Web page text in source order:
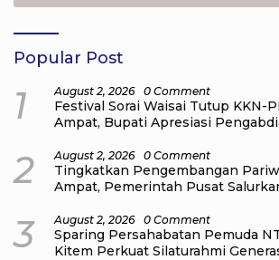
Popular Post
1 August 2, 2026 0 Comment
Festival Sorai Waisai Tutup KKN-
Ampat, Bupati Apresiasi
2 August 2, 2026 0 Comment
Tingkatkan Pengembangan
Ampat, Pemerintah Pusat
Distrik Tiplol Mayalibit
3 August 2, 2026 0 Comment
Sparing Persahabatan Pemuda
Kitem Perkuat Silaturahmi